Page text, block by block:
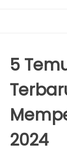
5
2024